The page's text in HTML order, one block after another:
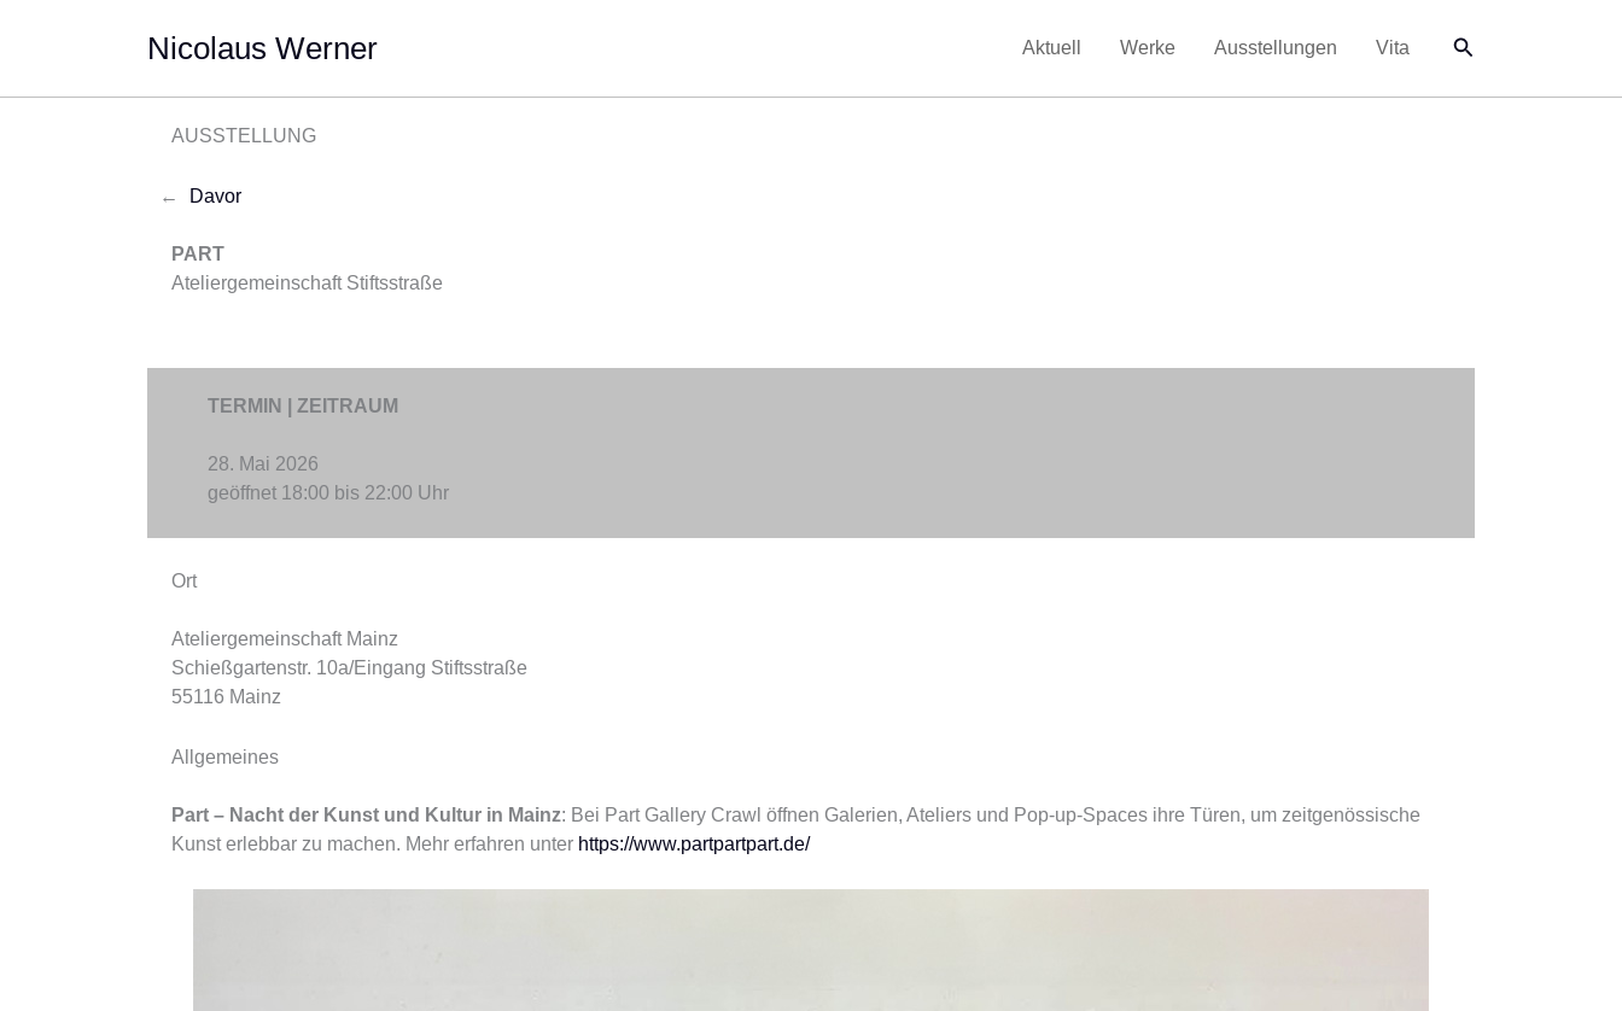
Nicolaus Werner Aktuell Werke Ausstellungen Vita Suchen
AUSSTELLUNG
← Davor
PART
Ateliergemeinschaft Stiftsstraße
TERMIN | ZEITRAUM
28. Mai 2026
geöffnet 18:00 bis 22:00 Uhr
Ort
Ateliergemeinschaft Mainz
Schießgartenstr. 10a/Eingang Stiftsstraße
55116 Mainz
Allgemeines
Part – Nacht der Kunst und Kultur in Mainz: Bei Part Gallery Crawl öffnen Galerien, Ateliers und Pop-up-Spaces ihre Türen, um zeitgenössische
Kunst erlebbar zu machen. Mehr erfahren unter https://www.partpartpart.de/